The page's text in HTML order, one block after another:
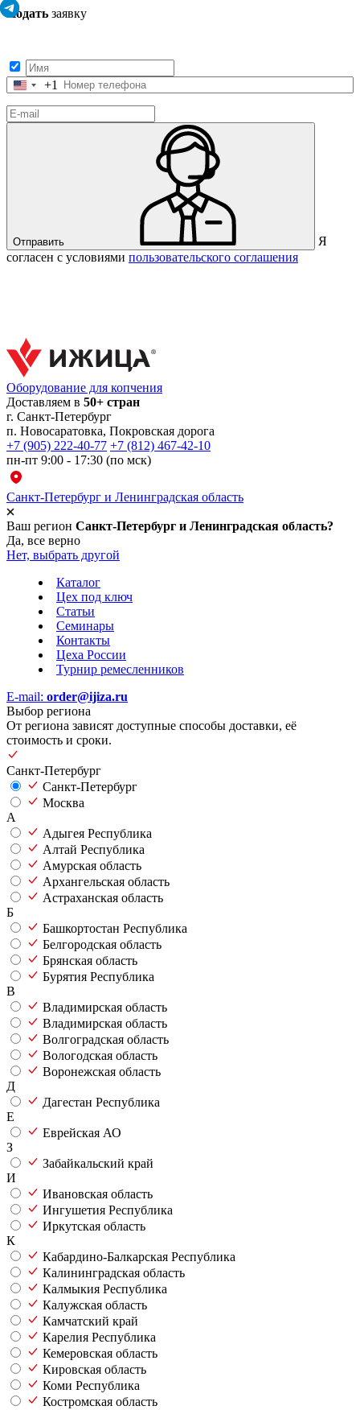
Подать заявку
Соединенные
+1
+1
Отправить
Я
согласен с условиями пользовательского соглашения
Санкт-Петербург и Ленинградская область
Ваш регион Санкт-Петербург и Ленинградская область?
Да, все верно
Нет, выбрать другой
Оборудование для копчения
Доставляем в 50+ стран
г. Санкт-Петербург
п. Новосаратовка, Покровская дорога
+7 (905) 222-40-77 +7 (812) 467-42-10
пн-пт 9:00 - 17:30 (по мск)
Каталог
Цех под ключ
Статьи
Семинары
Контакты
Цеха России
Турнир ремесленников
E-mail: order@ijiza.ru
Выбор региона
От региона зависят доступные способы доставки, её
стоимость и сроки.
Санкт-Петербург
Санкт-Петербург
Москва
А
Адыгея Республика
Алтай Республика
Амурская область
Архангельская область
Астраханская область
Б
Башкортостан Республика
Белгородская область
Брянская область
Бурятия Республика
В
Владимирская область
Владимирская область
Волгоградская область
Вологодская область
Воронежская область
Д
Дагестан Республика
Е
Еврейская АО
З
Забайкальский край
И
Ивановская область
Ингушетия Республика
Иркутская область
К
Кабардино-Балкарская Республика
Калининградская область
Калмыкия Республика
Калужская область
Камчатский край
Карелия Республика
Кемеровская область
Кировская область
Коми Республика
Костромская область